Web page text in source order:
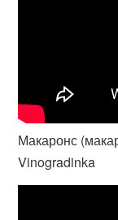
Макаронс
Vinogradinka